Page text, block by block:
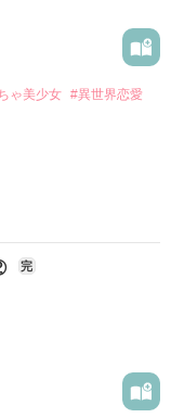
表紙コメント
ゃ美少女 #異世界恋愛
完